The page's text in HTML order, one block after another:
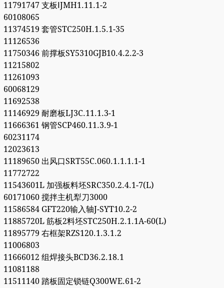
11791747 支板ⅠJMH1.11.1-2
60108065
11374519 套管STC250H.1.5.1-35
11126536
11750346 前撑板SY5310GJB10.4.2.2-3
11215802
11261093
60068129
11692538
11146929 耐磨板LJ3C.11.1.3-1
11666361 钢管SCP460.11.3.9-1
60231174
12023613
11189650 出风口SRT55C.060.1.1.1.1-1
11772722
11543601L 加强板料坯SRC350.2.4.1-7(L)
60171060 搅拌主机犁刀3000
11586584 GFT220输入轴J-SYT10.2-2
11885720L 筋板2料坯STC250H.2.1.1A-60(L)
11895779 右框架RZS120.1.3.1.2
11006803
11666012 组焊接头BCD36.2.18.1
11081188
11511140 踏板固定锁链Q300WE.61-2